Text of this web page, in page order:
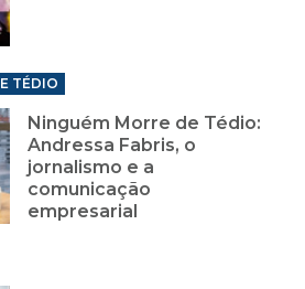
TÉDIO
Ninguém Morre de Tédio:
Andressa Fabris, o
jornalismo e a
comunicação
empresarial